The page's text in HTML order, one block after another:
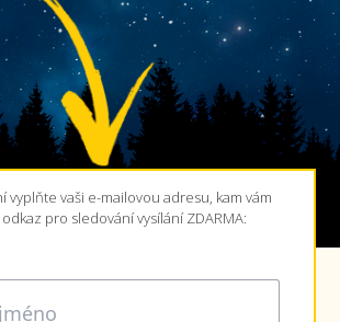
vyplňte vaši e-mailovou adresu, kam vám
pro sledování vysílání ZDARMA: